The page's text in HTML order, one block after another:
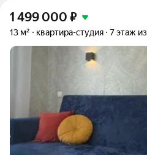
1 499 000 ₽
13 м² квартира-студия 7 этаж